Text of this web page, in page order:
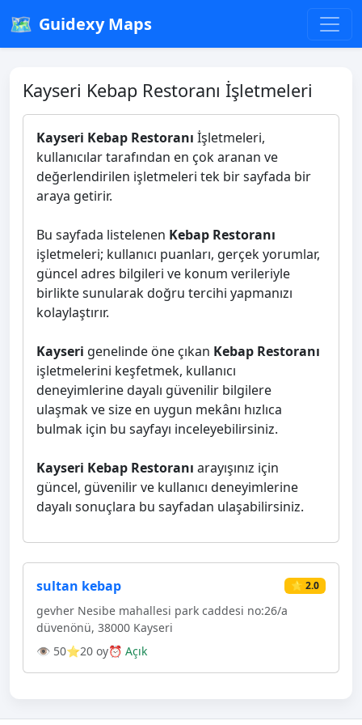
🗺️ Guidexy Maps
Kayseri Kebap Restoranı İşletmeleri
Kayseri Kebap Restoranı İşletmeleri,
kullanıcılar tarafından en çok aranan ve
değerlendirilen işletmeleri tek bir sayfada bir
araya getirir.
Bu sayfada listelenen Kebap Restoranı
işletmeleri; kullanıcı puanları, gerçek yorumlar,
güncel adres bilgileri ve konum verileriyle
birlikte sunularak doğru tercihi yapmanızı
kolaylaştırır.
Kayseri genelinde öne çıkan Kebap Restoranı
işletmelerini keşfetmek, kullanıcı
deneyimlerine dayalı güvenilir bilgilere
ulaşmak ve size en uygun mekânı hızlıca
bulmak için bu sayfayı inceleyebilirsiniz.
Kayseri Kebap Restoranı arayışınız için
güncel, güvenilir ve kullanıcı deneyimlerine
dayalı sonuçlara bu sayfadan ulaşabilirsiniz.
sultan kebap ⭐ 2.0
gevher Nesibe mahallesi park caddesi no:26/a
düvenönü, 38000 Kayseri
👁 50⭐20 oy⏰ Açık